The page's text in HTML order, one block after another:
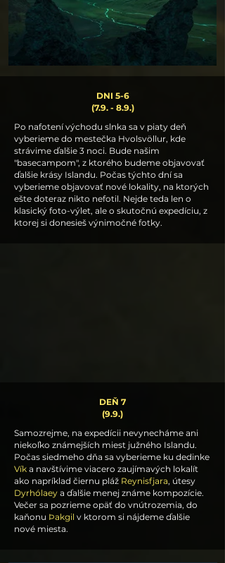
DNI 5-6
(7.9. - 8.9.)
Po nafotení východu slnka sa v piaty deň
vyberieme do mestečka Hvolsvöllur, kde
strávime ďalšie 3 noci. Bude našim
"basecampom", z ktorého budeme objavovať
ďalšie krásy Islandu. Počas týchto dní sa
vyberieme objavovať nové lokality, na ktorých
ešte doteraz nikto nefotil. Nejde teda len o
klasický foto-výlet, ale o skutočnú expedíciu, z
ktorej si donesieš výnimočné fotky.
DEŇ 7
(9.9.)
Samozrejme, na expedícii nevynecháme ani
niekoľko známejších miest južného Islandu.
Počas siedmeho dňa sa vyberieme ku dedinke
Vík a navštívime viacero zaujímavých lokalít
ako napríklad čiernu pláž Reynisfjara, útesy
Dyrhólaey a ďalšie menej známe kompozície.
Večer sa pozrieme opäť do vnútrozemia, do
kaňonu Þakgil v ktorom si nájdeme ďalšie
nové miesta.